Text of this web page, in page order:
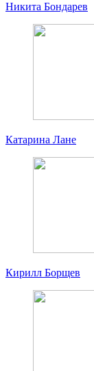
Никита Бондарев
Катарина Лане
Кирилл Борщев